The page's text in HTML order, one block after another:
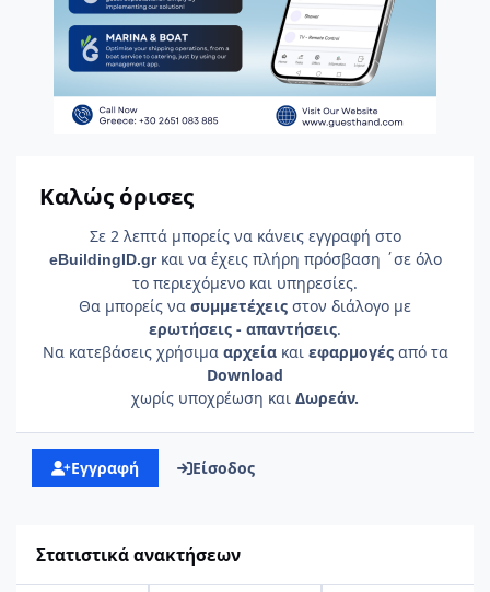
Καλώς όρισες
Σε 2 λεπτά μπορείς να κάνεις εγγραφή στο
eBuildingID.gr και να έχεις πλήρη πρόσβαση ΄σε όλο
το περιεχόμενο και υπηρεσίες.
Θα μπορείς να συμμετέχεις στον διάλογο με
ερωτήσεις - απαντήσεις.
Να κατεβάσεις χρήσιμα αρχείακαι εφαρμογέςαπό τα
Download
χωρίς υποχρέωση και Δωρεάν.
Εγγραφή Είσοδος
Στατιστικά ανακτήσεων